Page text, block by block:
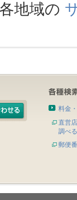
地域の
料金
直営
調べる
郵便